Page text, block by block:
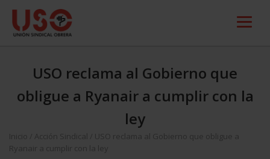
USO reclama al Gobierno que
obligue a Ryanair a cumplir con la
ley
Inicio Acción Sindical
USO reclama al Gobierno que obligue a
Ryanair a cumplir con la ley